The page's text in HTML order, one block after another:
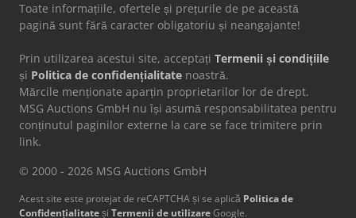
Toate informațiile, ofertele și prețurile de pe această
pagină sunt fără caracter obligatoriu și neangajante!
Prin utilizarea acestui site, acceptați Termenii și condițiile
și Politica de confidențialitate noastră.
Mărcile menționate aparțin proprietarilor lor de drept.
MSG Auctions GmbH nu își asumă responsabilitatea pentru
conținutul paginilor externe la care se face trimitere prin
link.
© 2000 - 2026 MSG Auctions GmbH
Acest site este protejat de reCAPTCHA și se aplică Politica de
Confidențialitateși Termenii de utilizareGoogle.